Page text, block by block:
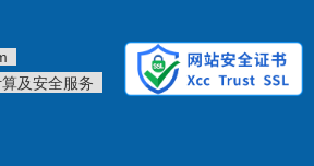
及安全服务